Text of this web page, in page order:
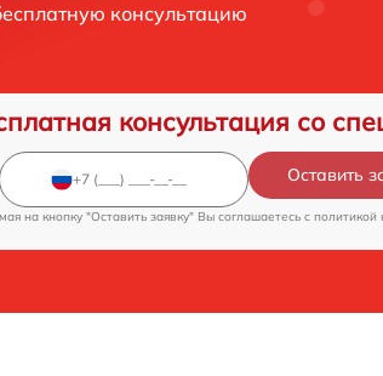
консультацию
консультация со
Оставить
на кнопку "Оставить заявку" Вы соглашаетесь c политикой